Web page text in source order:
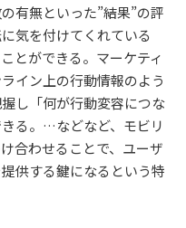
有無といった”結果”の評
気を付けてくれている
とができる。マーケティ
イン上の行動情報のよう
し「何が行動変容につな
る。…などなど、モビリ
合わせることで、ユーザ
供する鍵になるという特